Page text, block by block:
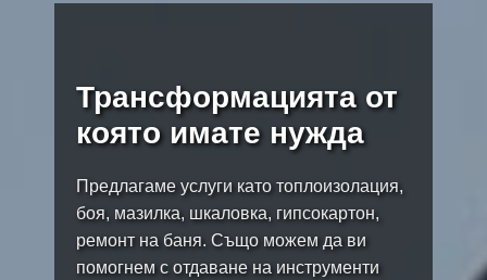
Трансформацията от
която имате нужда
Предлагаме услуги като топлоизолация,
боя, мазилка, шкаловка, гипсокартон,
ремонт на баня. Също можем да ви
помогнем с отдаване на инструменти